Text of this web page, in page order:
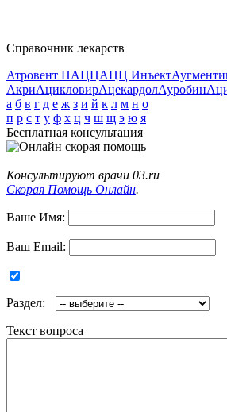
Справочник лекарств
Атровент НАЦЦАЦЦ Инъект
АкриАцикловирАцекардолАуробин
а б в г д е ж з и й к л м н о
п р с т у ф х ц ч ш щ э ю я
Бесплатная консультация
Консультируют врачи 03.ru
Скорая Помощь Онлайн.
Ваше Имя:
Ваш Email:
Раздел:
Текст вопроса